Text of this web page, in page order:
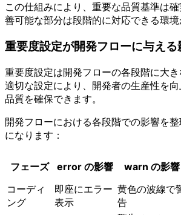
この仕組みにより、重要な品質基準は
善可能な部分は段階的に対応できる環境
重要度設定が開発フローに与える
重要度設定は開発フローの各段階に大き
適切な設定により、開発者の生産性を
品質を確保できます。
開発フローにおける各段階での影響を
になります：
フェーズ error の影響 warn の影響
コーディ
ング
即座にエラー
表示
黄色の波線で
告